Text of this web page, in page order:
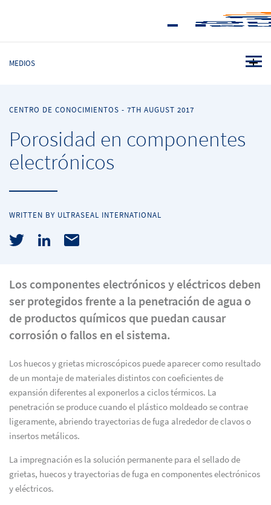
MEDIOS
CENTRO DE CONOCIMIENTOS - 7TH AUGUST 2017
Porosidad en componentes
electrónicos
WRITTEN BY ULTRASEAL INTERNATIONAL
Los componentes electrónicos y eléctricos deben
ser protegidos frente a la penetración de agua o
de productos químicos que puedan causar
corrosión o fallos en el sistema.
Los huecos y grietas microscópicos puede aparecer como resultado
de un montaje de materiales distintos con coeficientes de
expansión diferentes al exponerlos a ciclos térmicos. La
penetración se produce cuando el plástico moldeado se contrae
ligeramente, abriendo trayectorias de fuga alrededor de clavos o
insertos metálicos.
La impregnación es la solución permanente para el sellado de
grietas, huecos y trayectorias de fuga en componentes electrónicos
y eléctricos.